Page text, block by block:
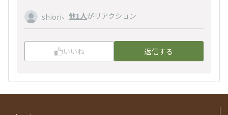
shiori、 他1人がリアクション
いいね 返信する